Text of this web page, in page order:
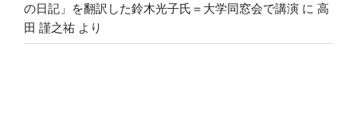
の日記」を翻訳した鈴木光子氏＝大学同窓会で講演 に 高
田 謹之祐 より